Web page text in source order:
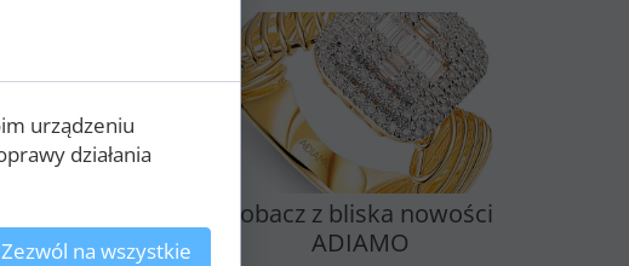
2026
Zobacz z bliska nowości
ADIAMO
urządzeniu
działania
Zezwól na wszystkie